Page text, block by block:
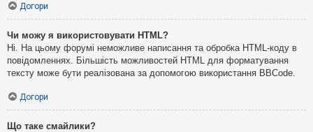
Догори
Чи можу я використовувати HTML?
Ні. На цьому форумі неможливе написання та обробка HTML-коду в
повідомленнях. Більшість можливостей HTML для форматування
тексту може бути реалізована за допомогою використання BBCode.
Догори
Що таке смайлики?